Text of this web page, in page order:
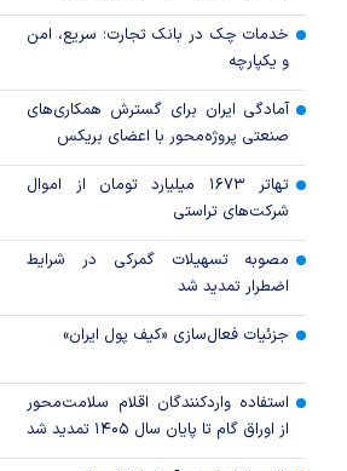
خدمات چک در بانک تجارت؛ سریع، امن
و یکپارچه
آمادگی ایران برای گسترش همکاری‌های
صنعتی پروژه‌محور با اعضای بریکس
تهاتر ۱۶۷۳ میلیارد تومان از اموال
شرکت‌های تراستی
مصوبه تسهیلات گمرکی در شرایط
اضطرار تمدید شد
جزئیات فعال‌سازی «کیف پول ایران»
استفاده واردکنندگان اقلام سلامت‌محور
از اوراق گام تا پایان سال ۱۴۰۵ تمدید شد